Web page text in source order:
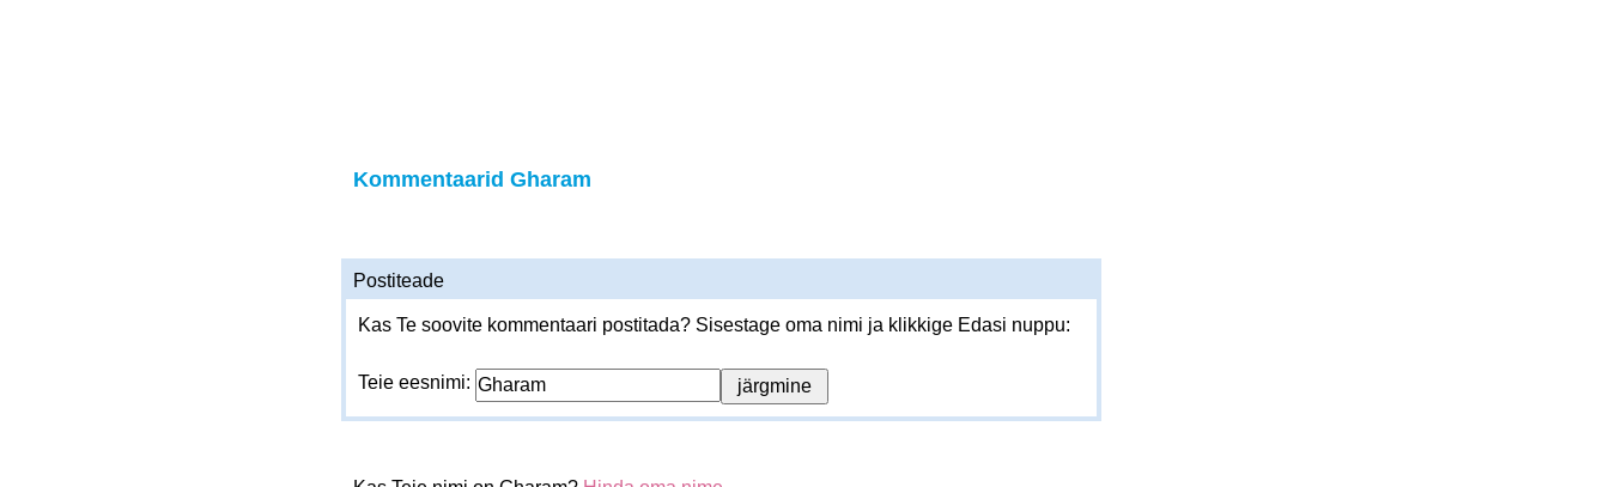
Kommentaarid Gharam
Postiteade
Kas Te soovite kommentaari postitada? Sisestage oma nimi ja klikkige Edasi nuppu:
Teie eesnimi: